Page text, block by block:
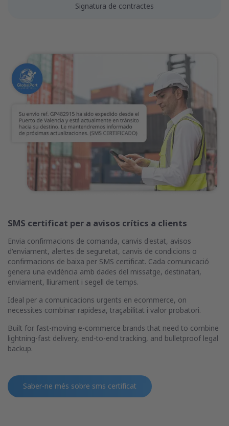
Signatura de contractes
SMS certificat per a avisos crítics a clients
Envia confirmacions de comanda, canvis d'estat, avisos
d'enviament, alertes de seguretat, canvis de condicions o
confirmacions de baixa per SMS certificat. Cada comunicació
genera una evidència amb dades del missatge, destinatari,
enviament, lliurament i segell de temps.
Ideal per a comunicacions urgents en ecommerce, on
necessites combinar rapidesa, traçabilitat i valor probatori.
Built for fast-moving e-commerce brands that need to combine
lightning-fast delivery, end-to-end tracking, and bulletproof legal
backup.
Saber-ne més sobre sms certificat